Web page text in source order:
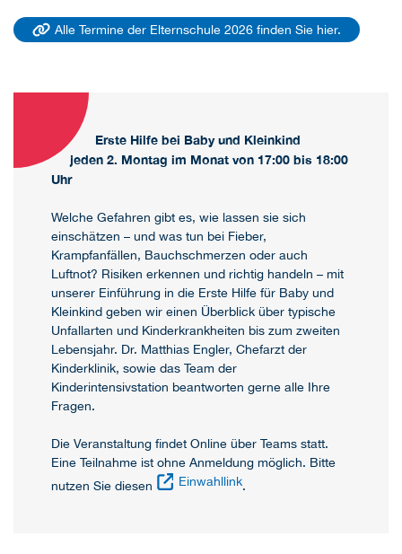
Alle Termine der Elternschule 2026 finden Sie hier.
Erste Hilfe bei Baby und Kleinkind
jeden 2. Montag im Monat von 17:00 bis 18:00
Uhr
Welche Gefahren gibt es, wie lassen sie sich
einschätzen – und was tun bei Fieber,
Krampfanfällen, Bauchschmerzen oder auch
Luftnot? Risiken erkennen und richtig handeln – mit
unserer Einführung in die Erste Hilfe für Baby und
Kleinkind geben wir einen Überblick über typische
Unfallarten und Kinderkrankheiten bis zum zweiten
Lebensjahr. Dr. Matthias Engler, Chefarzt der
Kinderklinik, sowie das Team der
Kinderintensivstation beantworten gerne alle Ihre
Fragen.
Die Veranstaltung findet Online über Teams statt.
Eine Teilnahme ist ohne Anmeldung möglich. Bitte
nutzen Sie diesen
Einwahllink.